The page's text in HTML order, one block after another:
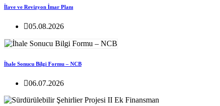
İlave ve Revizyon İmar Planı
05.08.2026
İhale Sonucu Bilgi Formu – NCB
06.07.2026